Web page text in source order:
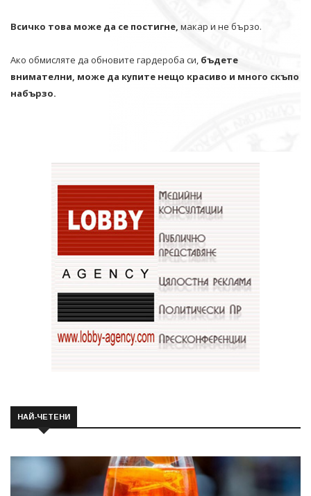
Всичко това може да се постигне, макар и не бързо.
Ако обмисляте да обновите гардероба си, бъдете
внимателни, може да купите нещо красиво и много скъпо
набързо.
НАЙ-ЧЕТЕНИ